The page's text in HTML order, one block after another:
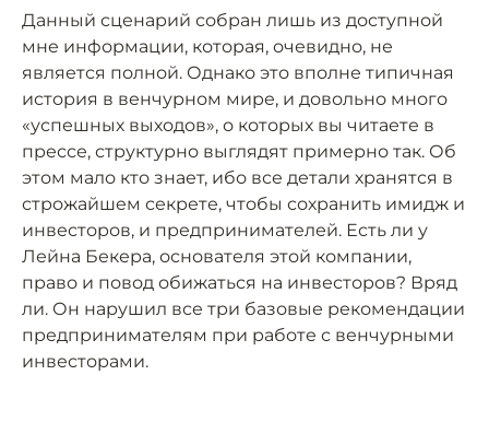
Данный сценарий собран лишь из доступной
мне информации, которая, очевидно, не
является полной. Однако это вполне типичная
история в венчурном мире, и довольно много
«успешных выходов», о которых вы читаете в
прессе, структурно выглядят примерно так. Об
этом мало кто знает, ибо все детали хранятся в
строжайшем секрете, чтобы сохранить имидж и
инвесторов, и предпринимателей. Есть ли у
Лейна Бекера, основателя этой компании,
право и повод обижаться на инвесторов? Вряд
ли. Он нарушил все три базовые рекомендации
предпринимателям при работе с венчурными
инвесторами.